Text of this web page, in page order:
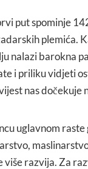
put spominje
plemića.
nalazi barokna
i priliku vidjeti
nas dočekuje
uglavnom raste
više razvija. Za